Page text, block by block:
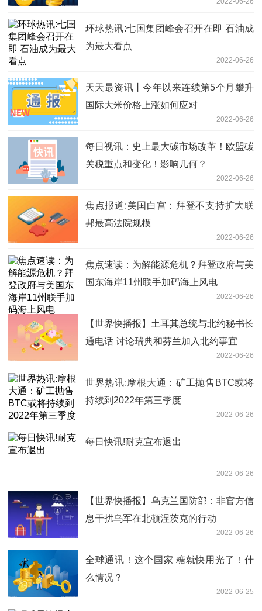
环球热讯:七国集团峰会召开在即 石油成
为最大看点
2022-06-26
天天最资讯丨今年以来连续第5个月攀升
国际大米价格上涨如何应对
2022-06-26
每日视讯：史上最大碳市场改革！欧盟碳
关税重点和变化！影响几何？
2022-06-26
焦点报道:美国白宫：拜登不支持扩大联
邦最高法院规模
2022-06-26
焦点速读：为解能源危机？拜登政府与美
国东海岸11州联手加码海上风电
2022-06-26
【世界快播报】土耳其总统与北约秘书长
通电话 讨论瑞典和芬兰加入北约事宜
2022-06-26
世界热讯:摩根大通：矿工抛售BTC或将
持续到2022年第三季度
2022-06-26
每日快讯!耐克宣布退出
2022-06-26
【世界快播报】乌克兰国防部：非官方信
息干扰乌军在北顿涅茨克的行动
2022-06-26
全球通讯！这个国家 糖就快用光了！什
么情况？
2022-06-25